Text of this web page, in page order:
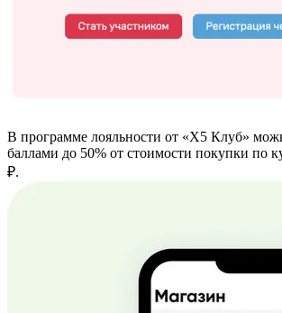
В программе лояльности от «Х5 Клуб»
баллами до 50% от стоимости покупки по
₽.